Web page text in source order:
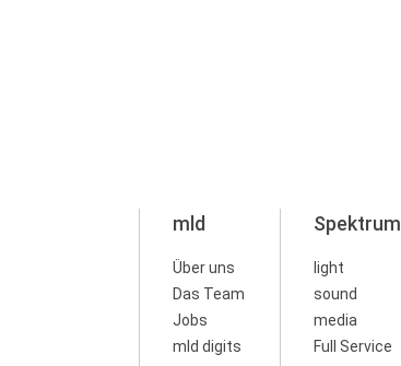
mld
Über uns
Das Team
Jobs
mld digits
Spektrum
light
sound
media
Full Service